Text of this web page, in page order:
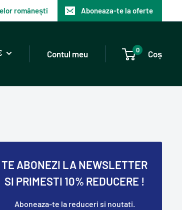
românești Aboneaza-te la oferte
Contul meu 0 Coș
TE ABONEZI LA NEWSLETTER
SI PRIMESTI 10% REDUCERE !
Aboneaza-te la reduceri si noutati.